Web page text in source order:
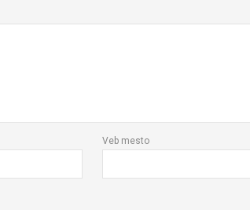
Veb mesto